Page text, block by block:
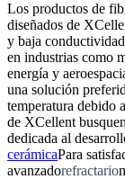
Los productos de
diseñados de
y baja
en industrias como
energía y
una solución
temperatura debido
de XCellent
dedicada al
cerámicaPara
avanzadorefractario